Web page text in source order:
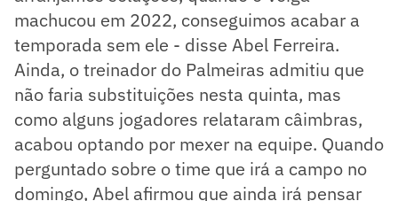
machucou em 2022, conseguimos acabar a
temporada sem ele - disse Abel Ferreira.
Ainda, o treinador do Palmeiras admitiu que
não faria substituições nesta quinta, mas
como alguns jogadores relataram câimbras,
acabou optando por mexer na equipe. Quando
perguntado sobre o time que irá a campo no
domingo, Abel afirmou que ainda irá pensar